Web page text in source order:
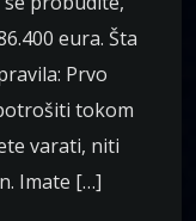
eura. Šta
Prvo
tokom
varati, niti
Imate […]